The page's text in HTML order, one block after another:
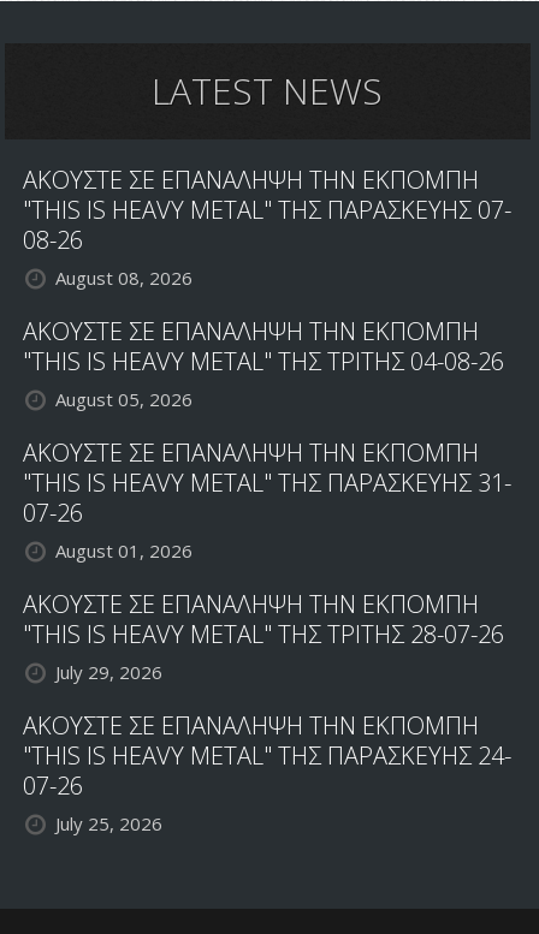
LATEST NEWS
ΑΚΟΥΣΤΕ ΣΕ ΕΠΑΝΑΛΗΨΗ ΤΗΝ ΕΚΠΟΜΠΗ
"THIS IS HEAVY METAL" ΤΗΣ ΠΑΡΑΣΚΕΥΗΣ 07-
08-26
August 08, 2026
ΑΚΟΥΣΤΕ ΣΕ ΕΠΑΝΑΛΗΨΗ ΤΗΝ ΕΚΠΟΜΠΗ
"THIS IS HEAVY METAL" ΤΗΣ ΤΡΙΤΗΣ 04-08-26
August 05, 2026
ΑΚΟΥΣΤΕ ΣΕ ΕΠΑΝΑΛΗΨΗ ΤΗΝ ΕΚΠΟΜΠΗ
"THIS IS HEAVY METAL" ΤΗΣ ΠΑΡΑΣΚΕΥΗΣ 31-
07-26
August 01, 2026
ΑΚΟΥΣΤΕ ΣΕ ΕΠΑΝΑΛΗΨΗ ΤΗΝ ΕΚΠΟΜΠΗ
"THIS IS HEAVY METAL" ΤΗΣ ΤΡΙΤΗΣ 28-07-26
July 29, 2026
ΑΚΟΥΣΤΕ ΣΕ ΕΠΑΝΑΛΗΨΗ ΤΗΝ ΕΚΠΟΜΠΗ
"THIS IS HEAVY METAL" ΤΗΣ ΠΑΡΑΣΚΕΥΗΣ 24-
07-26
July 25, 2026